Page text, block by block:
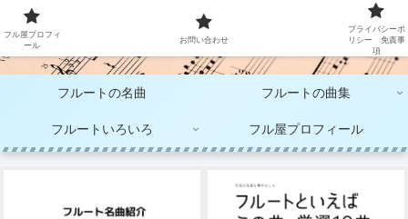
大人のフルート演奏
フルートの名曲 フルートの曲集
フルートいろいろ フル屋プロフィール
フル屋プロフィ
ール
お問い合わせ
プライバシーポ
リシー 免責事
項